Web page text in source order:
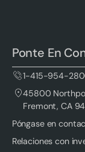
Ponte En
1-415-954-
45800
Fremont, CA
Póngase en
Relaciones con